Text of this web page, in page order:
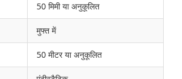
50 मिमी या अनुकूलित
मुफ्त में
50 मीटर या अनुकूलित